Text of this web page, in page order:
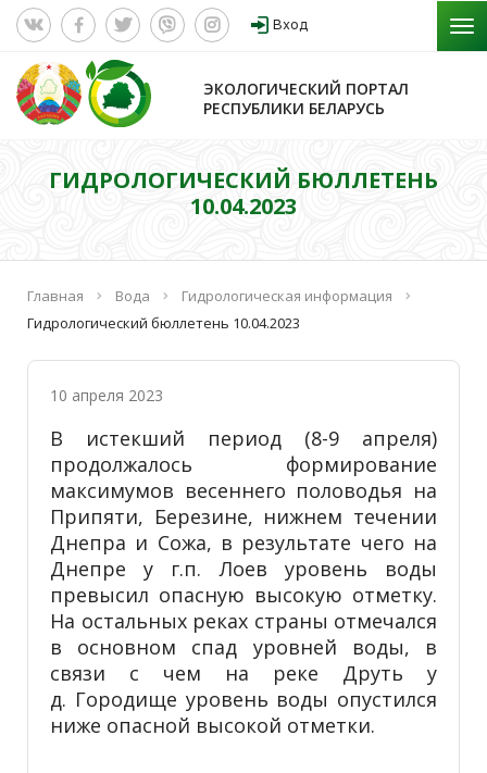
Вход
ЭКОЛОГИЧЕСКИЙ ПОРТАЛ
РЕСПУБЛИКИ БЕЛАРУСЬ
ГИДРОЛОГИЧЕСКИЙ БЮЛЛЕТЕНЬ
10.04.2023
Главная Вода
Гидрологическая информация
Гидрологический бюллетень 10.04.2023
10 апреля 2023
В истекший период (8-9 апреля)
продолжалось формирование
максимумов весеннего половодья на
Припяти, Березине, нижнем течении
Днепра и Сожа, в результате чего на
Днепре у г.п. Лоев уровень воды
превысил опасную высокую отметку.
На остальных реках страны отмечался
в основном спад уровней воды, в
связи с чем на реке
Друть у
д. Городище уровень воды опустился
ниже опасной высокой отметки.